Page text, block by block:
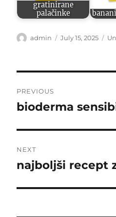
gratinirane
palačinke
Author
admin
Posted
July 15, 2025
navigation
PREVIOUS
Previous
bioderma
NEXT
Next
najboljši recept